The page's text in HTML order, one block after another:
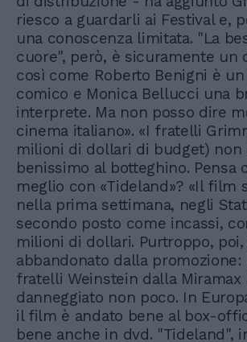
riesco a guardarli ai Festival e,
una conoscenza limitata. "La
cuore", però, è sicuramente un
così come Roberto Benigni è
comico e Monica Bellucci una
interprete. Ma non posso dire
cinema italiano». «I fratelli
milioni di dollari di budget) non
benissimo al botteghino. Pensa
meglio con «Tideland»? «Il film
nella prima settimana, negli
secondo posto come incassi,
milioni di dollari. Purtroppo,
abbandonato dalla
fratelli Weinstein dalla Miramax
danneggiato non poco. In
il film è andato bene al box-
bene anche in dvd. "Tideland",